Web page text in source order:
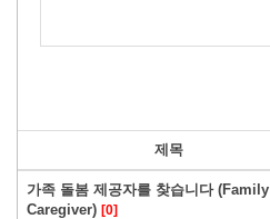
제목
가족 돌봄 제공자를 찾습니다 (Family
Caregiver) [0]